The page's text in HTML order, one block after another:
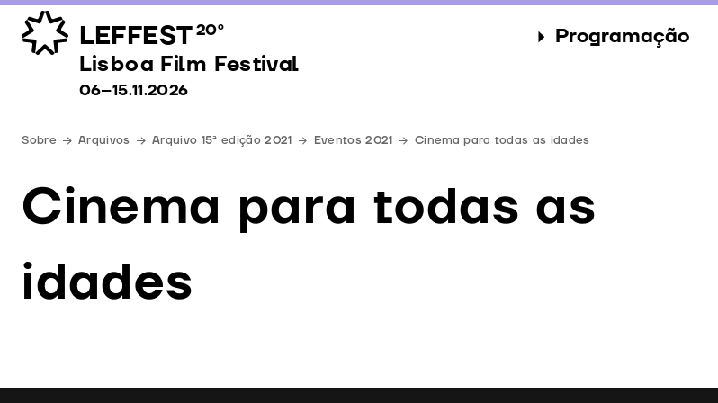
LEFFEST20º
Lisboa Film Festival 06–15.11.2026
Programação
Eventos
Júri
Lisboa Film Festival
06–15.11.2026
Sobre Arquivos Arquivo 15ª edição 2021 Eventos 2021 Cinema para todas as idades
Cinema para todas as
idades